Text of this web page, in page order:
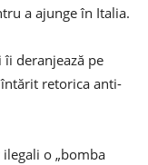
a ajunge în Italia.
deranjează pe
retorica anti-
o „bomba